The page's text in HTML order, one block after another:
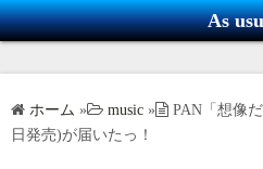
コ
ン
ツ
As
ホーム » music »
PAN「想像
日発売)が届いたっ！